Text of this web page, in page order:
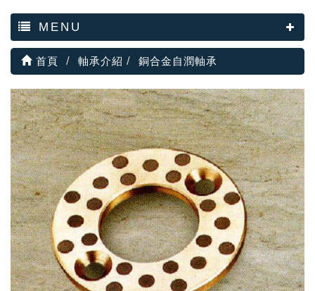
MENU
首頁 軸承介紹 銅合金自潤軸承